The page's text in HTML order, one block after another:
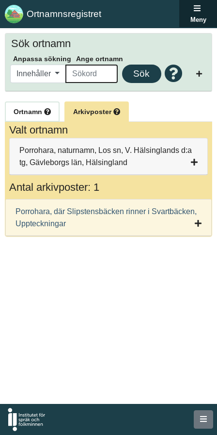
Ortnamnsregistret
Meny
Sök ortnamn
Anpassa sökning Ange ortnamn
Innehåller Sök
Ortnamn Arkivposter
Valt ortnamn
Porrohara, naturnamn, Los sn, V. Hälsinglands d:a
tg, Gävleborgs län, Hälsingland
Antal arkivposter: 1
Porrohara, där Slipstensbäcken rinner i Svartbäcken,
Uppteckningar